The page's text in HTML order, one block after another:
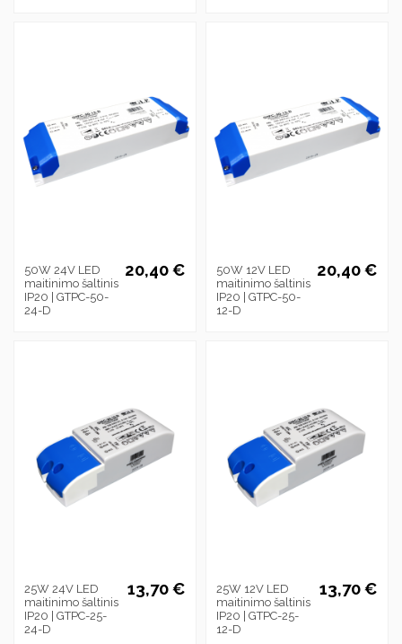
50W 24V LED
maitinimo šaltinis
IP20 | GTPC-50-
24-D
20,40 €
50W 12V LED
maitinimo šaltinis
IP20 | GTPC-50-
12-D
20,40 €
25W 24V LED
maitinimo šaltinis
IP20 | GTPC-25-
24-D
13,70 €
25W 12V LED
maitinimo šaltinis
IP20 | GTPC-25-
12-D
13,70 €